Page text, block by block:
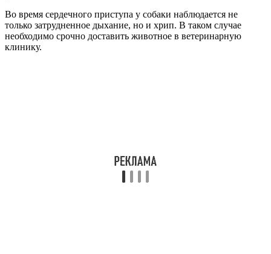
Во время сердечного приступа у собаки наблюдается не
только затрудненное дыхание, но и хрип. В таком случае
необходимо срочно доставить животное в ветеринарную
клинику.